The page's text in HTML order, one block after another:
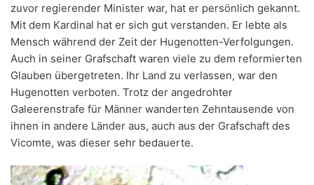
zuvor regierender Minister war, hat er persönlich gekannt.
Mit dem Kardinal hat er sich gut verstanden. Er lebte als
Mensch während der Zeit der Hugenotten-Verfolgungen.
Auch in seiner Grafschaft waren viele zu dem reformierten
Glauben übergetreten. Ihr Land zu verlassen, war den
Hugenotten verboten. Trotz der angedrohter
Galeerenstrafe für Männer wanderten Zehntausende von
ihnen in andere Länder aus, auch aus der Grafschaft des
Vicomte, was dieser sehr bedauerte.